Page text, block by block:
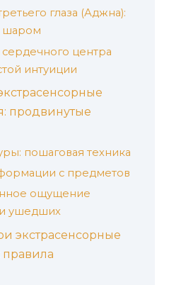
глаза (Аджна):
шаром
центра
интуиции
продвинутые
пошаговая техника
с предметов
ощущение
ушедших
экстрасенсорные
правила